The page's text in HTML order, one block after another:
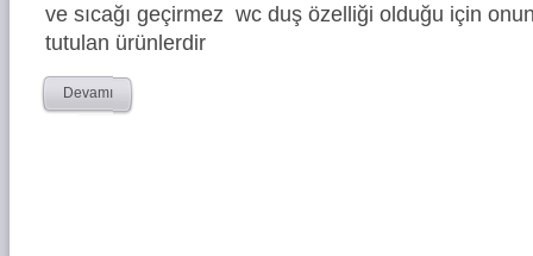
ve sıcağı geçirmez wc duş özelliği olduğu için
tutulan ürünlerdir
Devamı